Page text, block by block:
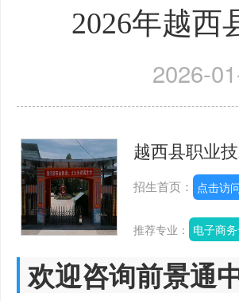
​2026年越西
2026-
越西县职业
招生首页： 点击访
推荐专业： 电子商
欢迎咨询前景通